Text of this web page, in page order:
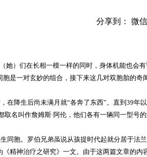
分享到： 微信
她）们在长相一模一样的同时，身体机能也会
是一对玄妙的组合，接下来这几对双胞胎的奇
降生后尚未满月就“各奔了东西”。直到39年
名叫作詹姆斯·阿伦，他们各有一辆同一型号
胞。罗伯兄弟虽说从孩提时代起就分居于法
精神治疗之研究》一文。由于这两篇文章的